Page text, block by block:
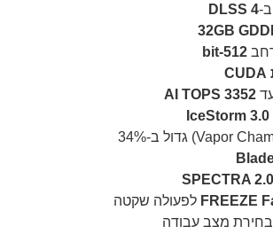
DLSS 4
32GB
512-bit
3352 AI TOPS
IceStorm 3.0
SPECTRA
FREEZE לפעולה שקטה
מצב עבודה